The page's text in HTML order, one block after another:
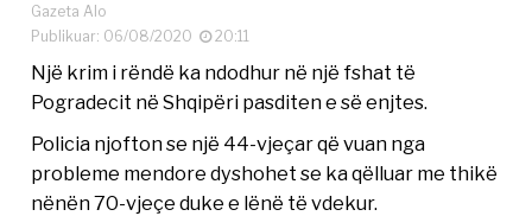
Gazeta Alo
Publikuar: 06/08/2020
20:11
Një krim i rëndë ka ndodhur në një fshat të
Pogradecit në Shqipëri pasditen e së enjtes.
Policia njofton se një 44-vjeçar që vuan nga
probleme mendore dyshohet se ka qëlluar me thikë
nënën 70-vjeçe duke e lënë të vdekur.